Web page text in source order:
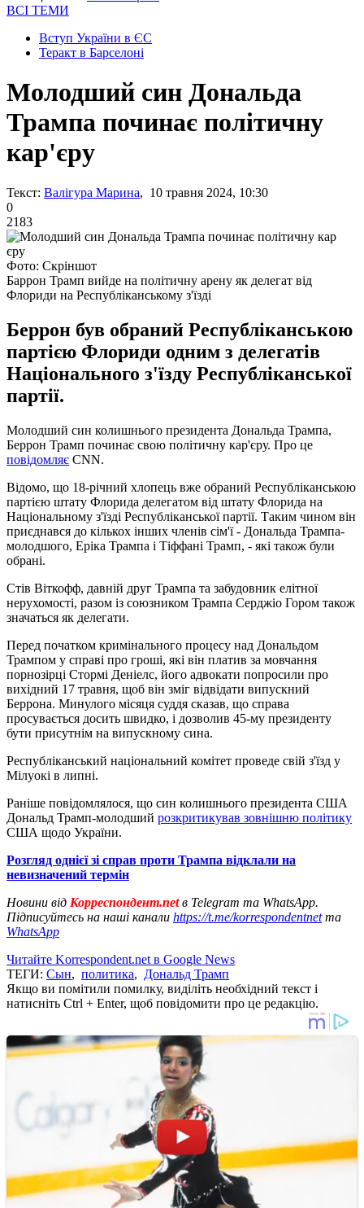
ВСІ ТЕМИ
Вступ України в ЄС
Теракт в Барселоні
Молодший син Дональда
Трампа починає політичну
кар'єру
Текст: Валігура Марина, 10 травня 2024, 10:30
0
2183
Фото: Скріншот
Баррон Трамп вийде на політичну арену як делегат від
Флориди на Республіканському з'їзді
Беррон був обраний Республіканською
партією Флориди одним з делегатів
Національного з'їзду Республіканської
партії.
Молодший син колишнього президента Дональда Трампа,
Беррон Трамп починає свою політичну кар'єру. Про це
повідомляє CNN.
Відомо, що 18-річний хлопець вже обраний Республіканською
партією штату Флорида делегатом від штату Флорида на
Національному з'їзді Республіканської партії. Таким чином він
приєднався до кількох інших членів сім'ї - Дональда Трампа-
молодшого, Еріка Трампа і Тіффані Трамп, - які також були
обрані.
Стів Віткофф, давній друг Трампа та забудовник елітної
нерухомості, разом із союзником Трампа Серджіо Гором також
значаться як делегати.
Перед початком кримінального процесу над Дональдом
Трампом у справі про гроші, які він платив за мовчання
порнозірці Стормі Деніелс, його адвокати попросили про
вихідний 17 травня, щоб він зміг відвідати випускний
Беррона. Минулого місяця суддя сказав, що справа
просувається досить швидко, і дозволив 45-му президенту
бути присутнім на випускному сина.
Республіканський національний комітет проведе свій з'їзд у
Мілуокі в липні.
Раніше повідомлялося, що син колишнього президента США
Дональд Трамп-молодший розкритикував зовнішню політику
США щодо України.
Розгляд однієї зі справ проти Трампа відклали на
невизначений термін
Новини від Корреспондент.netв Telegram та WhatsApp.
Підписуйтесь на наші канали https://t.me/korrespondentnetта
WhatsApp
Читайте Korrespondent.net в Google News
ТЕГИ: Сын, политика, Дональд Трамп
Якщо ви помітили помилку, виділіть необхідний текст і
натисніть Ctrl + Enter, щоб повідомити про це редакцію.